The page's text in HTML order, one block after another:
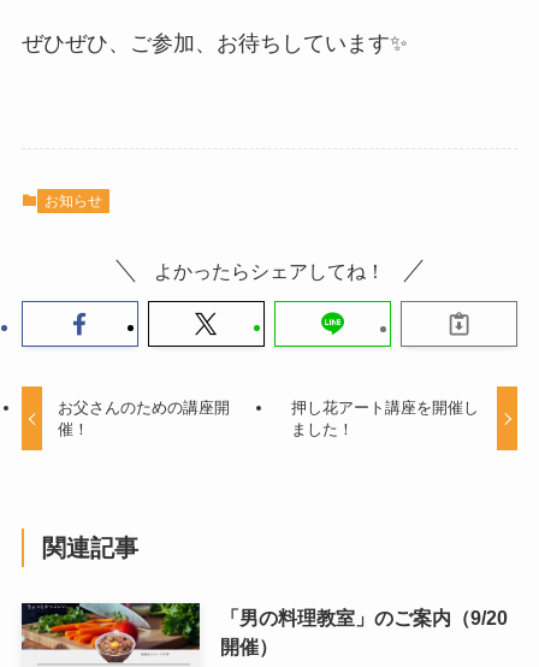
ぜひぜひ、ご参加、お待ちしています✨
お知らせ
よかったらシェアしてね！
お父さんのための講座開
催！
押し花アート講座を開催し
ました！
関連記事
「男の料理教室」のご案内（9/20
開催）